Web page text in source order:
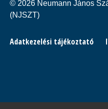
© 2026 Neumann János
(NJSZT)
Footer
Adatkezelési tájékoztató